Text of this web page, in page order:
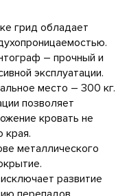
грид обладает
– прочный и
эксплуатации.
место – 300 кг.
позволяет
кровать не
края.
металлического
развитие